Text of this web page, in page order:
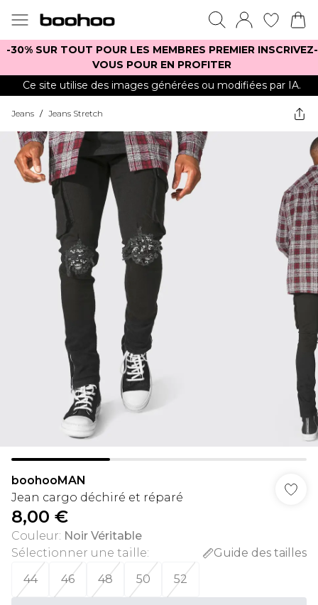
-30% SUR TOUT POUR LES MEMBRES PREMIER INSCRIVEZ-
VOUS POUR EN PROFITER
Ce site utilise des images générées ou modifiées par IA.
Jeans / Jeans Stretch
boohooMAN
Jean cargo déchiré et réparé
8,00 €
Couleur: Noir Véritable
Sélectionner une taille:
Guide des tailles
44
46 48 50 52